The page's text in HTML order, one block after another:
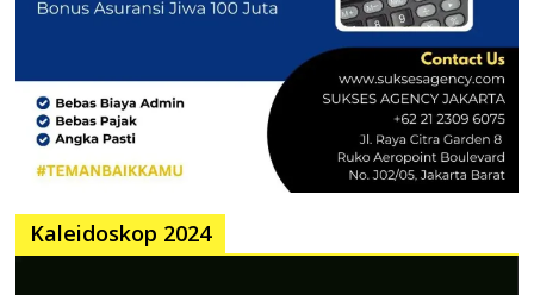
Kaleidoskop 2024